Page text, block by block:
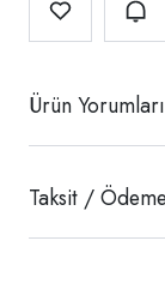
Ürün Yorumları
Taksit /